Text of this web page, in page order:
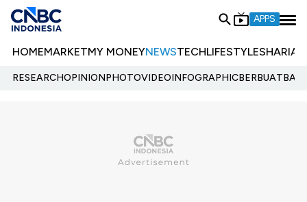
APPS
HOMEMARKETMY MONEYNEWSTECHLIFESTYLESHARIA
RESEARCHOPINIONPHOTOVIDEOINFOGRAPHIC